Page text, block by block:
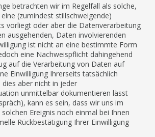
betrachten wir im Regelfall als solche,
(zumindest stillschweigende)
vorliegt oder aber die Datenverarbeitung
ausgehenden, Daten involvierenden
ist nicht an eine bestimmte Form
eine Nachweispflicht dahingehend
auf die Verarbeitung von Daten auf
Einwilligung Ihrerseits tatsächlich
aber nicht in jeder
unmittelbar dokumentieren lässt
kann es sein, dass wir uns im
Ereignis noch einmal bei Ihnen
Rückbestätigung Ihrer Einwilligung